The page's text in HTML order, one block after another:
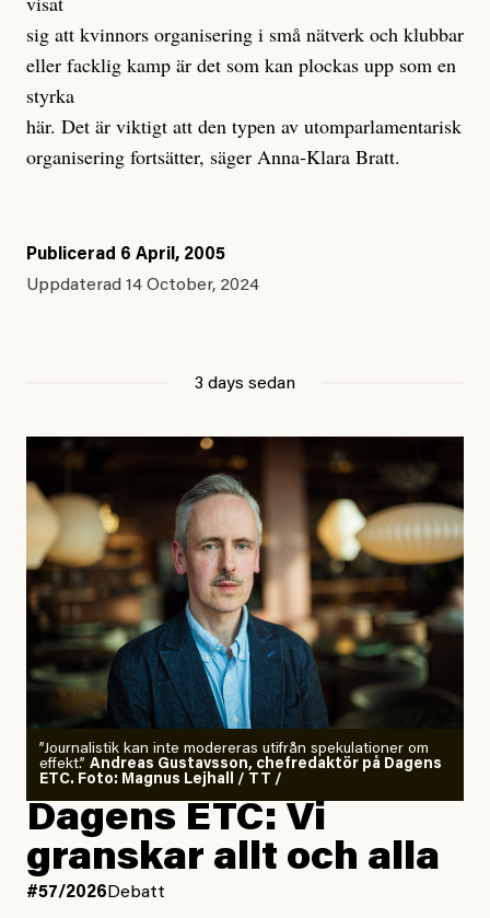
sig att kvinnors organisering i små nätverk och klubbar
eller facklig kamp är det som kan plockas upp som en
styrka
här. Det är viktigt att den typen av utomparlamentarisk
organisering fortsätter, säger Anna-Klara Bratt.
Publicerad 6 April, 2005
Uppdaterad 14 October, 2024
3 days sedan
”Journalistik kan inte modereras utifrån spekulationer om
effekt.” Andreas Gustavsson, chefredaktör på Dagens
ETC. Foto: Magnus Lejhall / TT /
Dagens ETC: Vi
granskar allt och alla
#57/2026 Debatt